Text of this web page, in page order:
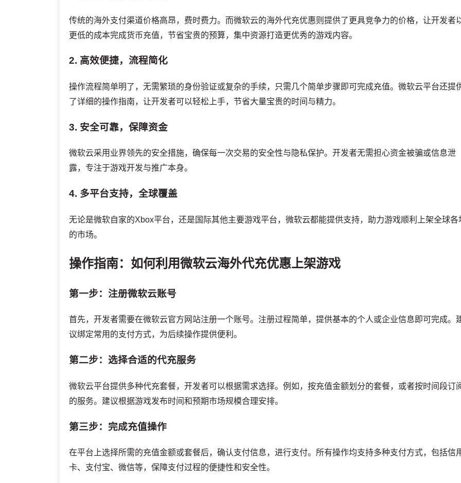
传统的海外支付渠道价格高昂，费时费力。而微软云的海外代充优惠则提供了更具竞争力的价格，让开发者
更低的成本完成货币充值，节省宝贵的预算，集中资源打造更优秀的游戏内容。
2. 高效便捷，流程简化
操作流程简单明了，无需繁琐的身份验证或复杂的手续，只需几个简单步骤即可完成充值。微软云平台还提
了详细的操作指南，让开发者可以轻松上手，节省大量宝贵的时间与精力。
3. 安全可靠，保障资金
微软云采用业界领先的安全措施，确保每一次交易的安全性与隐私保护。开发者无需担心资金被骗或信息泄
露，专注于游戏开发与推广本身。
4. 多平台支持，全球覆盖
无论是微软自家的Xbox平台，还是国际其他主要游戏平台，微软云都能提供支持，助力游戏顺利上架全球各
的市场。
操作指南：如何利用微软云海外代充优惠上架游戏
第一步：注册微软云账号
首先，开发者需要在微软云官方网站注册一个账号。注册过程简单，提供基本的个人或企业信息即可完成。
议绑定常用的支付方式，为后续操作提供便利。
第二步：选择合适的代充服务
微软云平台提供多种代充套餐，开发者可以根据需求选择。例如，按充值金额划分的套餐，或者按时间段订
的服务。建议根据游戏发布时间和预期市场规模合理安排。
第三步：完成充值操作
在平台上选择所需的充值金额或套餐后，确认支付信息，进行支付。所有操作均支持多种支付方式，包括信
卡、支付宝、微信等，保障支付过程的便捷性和安全性。